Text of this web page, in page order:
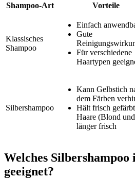
Shampoo-Art
Vorteile
Klassisches
Shampoo
Einfach
Gute
Für verschiedene
Haartypen
Silbershampoo
Kann Gelbstich
dem Färben
Hält frisch
Haare (Blond
länger frisch
​Welches Silbershampoo
geeignet?